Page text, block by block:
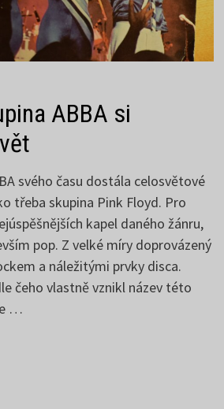
ABBA si
svého času dostála celosvětové
třeba skupina Pink Floyd. Pro
kapel daného žánru,
pop. Z velké míry doprovázený
a náležitými prvky disca.
čeho vlastně vznikl název této
…